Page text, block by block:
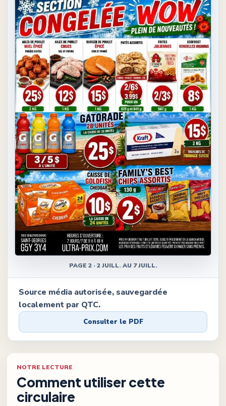
PAGE 2· 2 JUILL. AU 7 JUILL.
Source média autorisée, sauvegardée
localement par QTC.
Consulter le PDF
NOTRE LECTURE
Comment utiliser cette
circulaire